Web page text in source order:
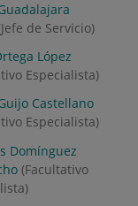
de Servicio)
López
Especialista)
Castellano
Especialista)
Domínguez
(Facultativo